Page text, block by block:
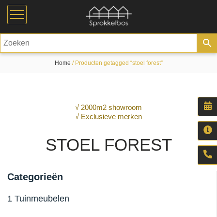
Home / Producten getagged “stoel forest”
√ 2000m2 showroom
√ Exclusieve merken
STOEL FOREST
Categorieën
1 Tuinmeubelen